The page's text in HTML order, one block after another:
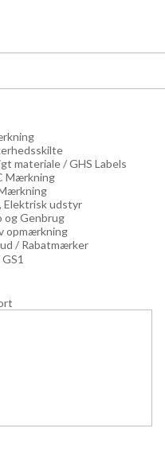
materiale / GHS Labels
Mærkning
Elektrisk udstyr
og Genbrug
opmærkning
/ Rabatmærker